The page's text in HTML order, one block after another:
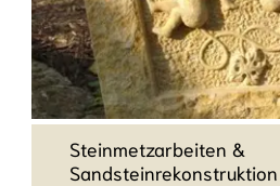
Steinmetzarbeiten &
Sandsteinrekonstruktion